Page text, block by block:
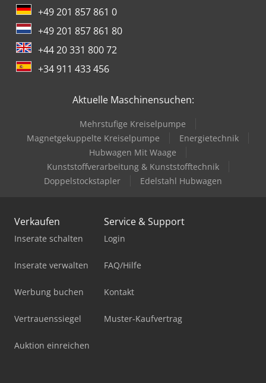
+49 201 857 861 0
+49 201 857 861 80
+44 20 331 800 72
+34 911 433 456
Aktuelle Maschinensuchen:
Mehrstufige Kreiselpumpe
Magnetgekuppelte Kreiselpumpe
Energietechnik
Hubwagen Mit Waage
Kunststoffverarbeitung & Kunststofftechnik
Doppelstockstapler
Edelstahl Hubwagen
Verkaufen
Inserate schalten
Inserate verwalten
Werbung buchen
Vertrauenssiegel
Auktion einreichen
Service & Support
Login
FAQ/Hilfe
Kontakt
Muster-Kaufvertrag